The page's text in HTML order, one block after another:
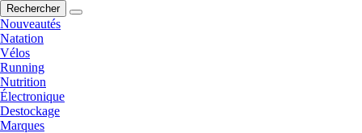
Rechercher
Nouveautés
Natation
Vélos
Running
Nutrition
Électronique
Destockage
Marques